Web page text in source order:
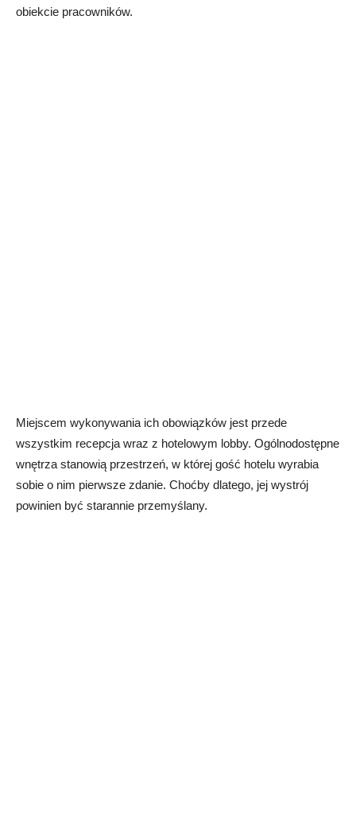
obiekcie pracowników.
Miejscem wykonywania ich obowiązków jest przede
wszystkim recepcja wraz z hotelowym lobby. Ogólnodostępne
wnętrza stanowią przestrzeń, w której gość hotelu wyrabia
sobie o nim pierwsze zdanie. Choćby dlatego, jej wystrój
powinien być starannie przemyślany.